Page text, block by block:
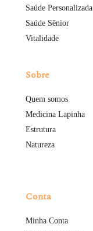
Saúde Personalizada
Saúde Sênior
Vitalidade
Sobre
Quem somos
Medicina Lapinha
Estrutura
Natureza
Conta
Minha Conta